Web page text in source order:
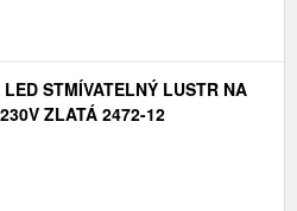
STMÍVATELNÝ LUSTR NA
ZLATÁ 2472-12